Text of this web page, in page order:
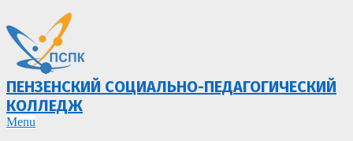
ПЕНЗЕНСКИЙ СОЦИАЛЬНО-ПЕДАГОГИЧЕСКИЙ
КОЛЛЕДЖ
Primary
Menu